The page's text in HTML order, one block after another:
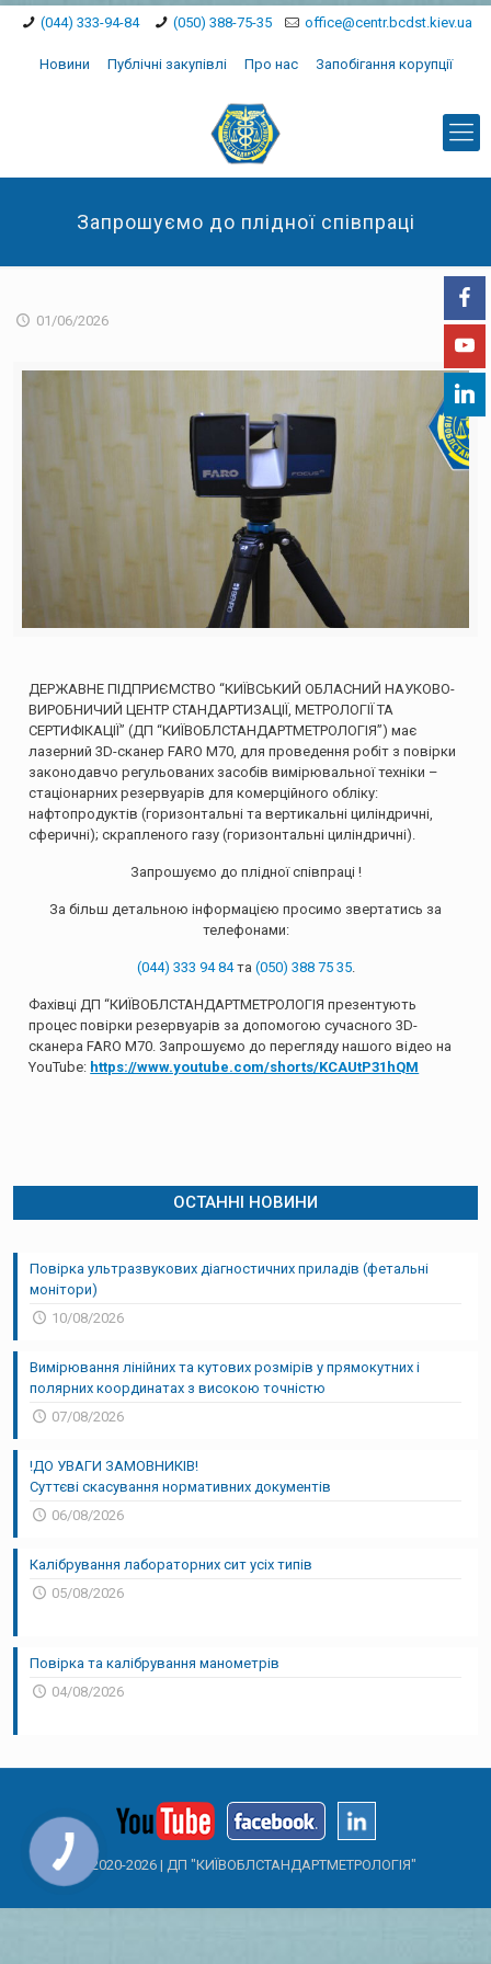
(044) 333-94-84 (050) 388-75-35 office@centr.bcdst.kiev.ua
Новини Публічні закупівлі Про нас Запобігання корупції
Запрошуємо до плідної співпраці
01/06/2026
ДЕРЖАВНЕ ПІДПРИЄМСТВО “КИЇВСЬКИЙ ОБЛАСНИЙ НАУКОВО-
ВИРОБНИЧИЙ ЦЕНТР СТАНДАРТИЗАЦІЇ, МЕТРОЛОГІЇ ТА
СЕРТИФІКАЦІЇ” (ДП “КИЇВОБЛСТАНДАРТМЕТРОЛОГІЯ”) має
лазерний 3D-сканер FARO М70, для проведення робіт з повірки
законодавчо регульованих засобів вимірювальної техніки –
стаціонарних резервуарів для комерційного обліку:
нафтопродуктів (горизонтальні та вертикальні циліндричні,
сферичні); скрапленого газу (горизонтальні циліндричні).
Запрошуємо до плідної співпраці !
За більш детальною інформацією просимо звертатись за
телефонами:
(044) 333 94 84та (050) 388 75 35.
Фахівці ДП “КИЇВОБЛСТАНДАРТМЕТРОЛОГІЯ презентують
процес повірки резервуарів за допомогою сучасного 3D-
сканера FARO M70. Запрошуємо до перегляду нашого відео на
YouTube: https://www.youtube.com/shorts/KCAUtP31hQM
ОСТАННІ НОВИНИ
Повірка ультразвукових діагностичних приладів (фетальні
монітори)
10/08/2026
Вимірювання лінійних та кутових розмірів у прямокутних і
полярних координатах з високою точністю
07/08/2026
!ДО УВАГИ ЗАМОВНИКІВ!
Суттєві скасування нормативних документів
06/08/2026
Калібрування лабораторних сит усіх типів
05/08/2026
Повірка та калібрування манометрів
04/08/2026
© 2020-2026 | ДП "КИЇВОБЛСТАНДАРТМЕТРОЛОГІЯ"